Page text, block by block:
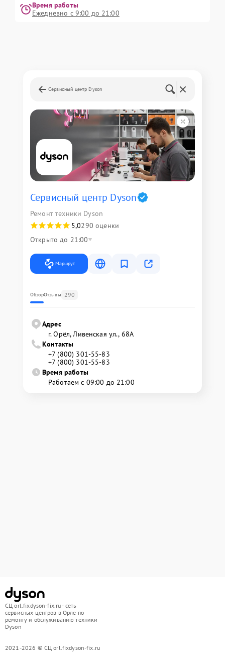
Время работы
Ежедневно с 9:00 до 21:00
Сервисный центр Dyson
Сервисный центр Dyson
Ремонт техники Dyson
5,0290 оценки
Открыто до 21:00
Маршрут
ОбзорОтзывы 290
Адрес
г. Орёл, Ливенская ул., 68А
Контакты
+7 (800) 301-55-83
+7 (800) 301-55-83
Время работы
Работаем с 09:00 до 21:00
СЦ orl.fixdyson-fix.ru - сеть
сервисных центров в Орле по
ремонту и обслуживанию техники
Dyson
2021-2026 © СЦ orl.fixdyson-fix.ru